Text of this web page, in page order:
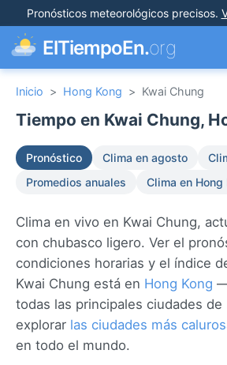
Pronósticos meteorológicos precisos.
ElTiempoEn.org
Inicio > Hong Kong > Kwai Chung
Tiempo en Kwai Chung,
Pronóstico Clima en agosto
Promedios anuales
Clima en Hong
Clima en vivo en Kwai Chung,
con chubasco ligero. Ver el
condiciones horarias y el índice
Kwai Chung está en Hong Kong
todas las principales ciudades de
explorar las ciudades más
en todo el mundo.